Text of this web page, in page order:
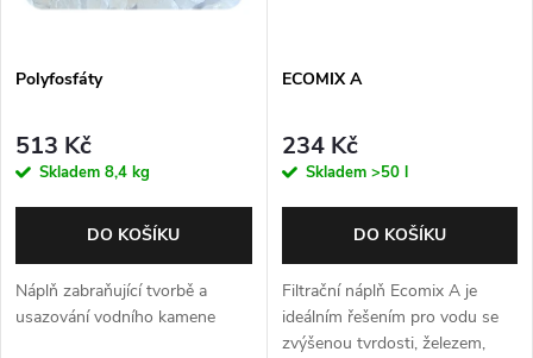
Polyfosfáty
513 Kč
Skladem 8,4 kg
DO KOŠÍKU
Náplň zabraňující tvorbě a
usazování vodního kamene
ECOMIX A
234 Kč
Skladem >50 l
DO KOŠÍKU
Filtrační náplň Ecomix A je
ideálním řešením pro vodu se
zvýšenou tvrdosti, železem,